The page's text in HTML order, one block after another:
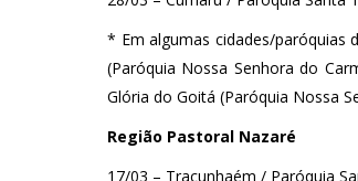
* Em algumas cidades/paróquias
(Paróquia Nossa Senhora do
Glória do Goitá (Paróquia Nossa
Região Pastoral Nazaré
17/03 – Tracunhaém / Paróquia